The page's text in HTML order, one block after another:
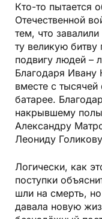
Кто-то пытается
Отечественной
тем, что
ту великую
подвигу людей –
Благодаря Ивану
вместе с
батарее.
накрывшему
Александру
Леониду
Логически, как
поступки
шли на смерть,
давала новую